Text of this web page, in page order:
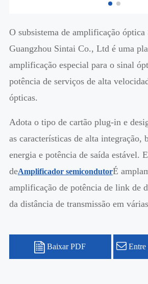
O subsistema de amplificação
Guangzhou Sintai Co., Ltd é uma
amplificação especial para o sinal
potência de serviços de alta
ópticas.
Adota o tipo de cartão plug-in e
as características de alta integração,
energia e potência de saída estável.
deAmplificador semicondutorÉ
amplificação de potência de link de
da distância de transmissão em
Baixar PDF Entre